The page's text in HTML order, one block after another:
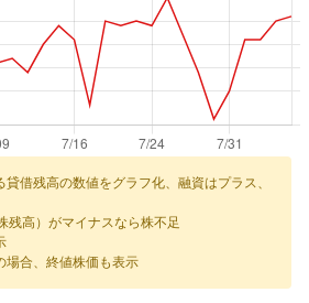
貸借残高の数値をグラフ化、融資はプラス、
残高）がマイナスなら株不足
場合、終値株価も表示